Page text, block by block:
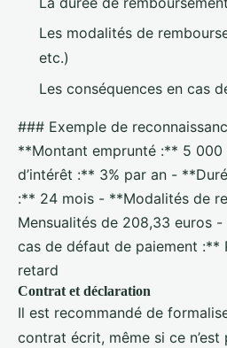
Les modalités de
etc.)
Les conséquences en cas
### Exemple de
**Montant emprunté :** 5 000
d’intérêt :** 3% par an -
:** 24 mois - **Modalités de
Mensualités de 208,33 euros
cas de défaut de paiement :**
retard
Contrat et déclaration
Il est recommandé de
contrat écrit, même si ce